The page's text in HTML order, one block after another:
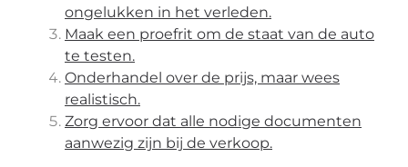
ongelukken in het verleden.
Maak een proefrit om de staat van de auto
te testen.
Onderhandel over de prijs, maar wees
realistisch.
Zorg ervoor dat alle nodige documenten
aanwezig zijn bij de verkoop.